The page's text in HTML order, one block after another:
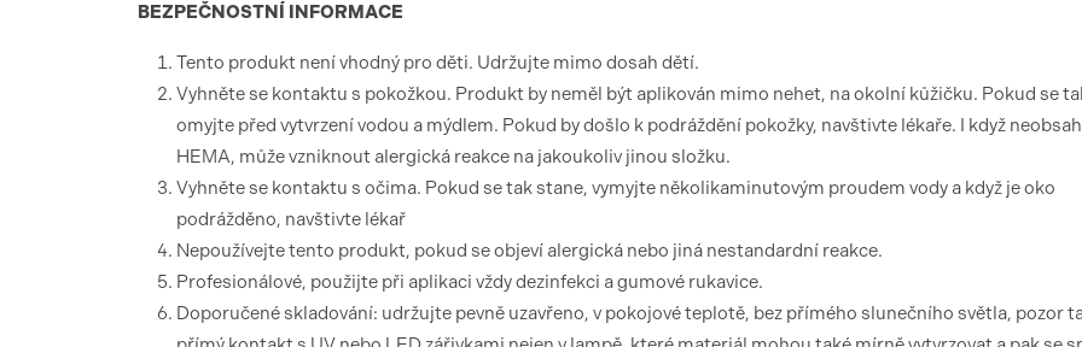
BEZPEČNOSTNÍ INFORMACE
Tento produkt není vhodný pro děti. Udržujte mimo dosah dětí.
Vyhněte se kontaktu s pokožkou. Produkt by neměl být aplikován mimo nehet, na okolní kůžičku. Pokud se
omyjte před vytvrzení vodou a mýdlem. Pokud by došlo k podráždění pokožky, navštivte lékaře. I když
HEMA, může vzniknout alergická reakce na jakoukoliv jinou složku.
Vyhněte se kontaktu s očima. Pokud se tak stane, vymyjte několikaminutovým proudem vody a když je oko
podrážděno, navštivte lékař
Nepoužívejte tento produkt, pokud se objeví alergická nebo jiná nestandardní reakce.
Profesionálové, použijte při aplikaci vždy dezinfekci a gumové rukavice.
Doporučené skladování: udržujte pevně uzavřeno, v pokojové teplotě, bez přímého slunečního světla, pozor